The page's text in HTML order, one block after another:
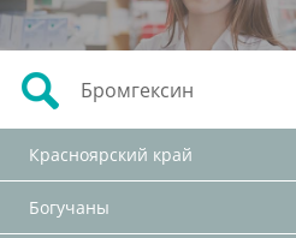
Красноярский край
Богучаны